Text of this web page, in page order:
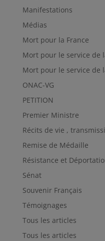
Manifestations
Médias
Mort pour la France
Mort pour le service de
Mort pour le service de
ONAC-VG
PETITION
Premier Ministre
Récits de vie ,
Remise de Médaille
Résistance et
Sénat
Souvenir Français
Témoignages
Tous les articles
Tous les articles